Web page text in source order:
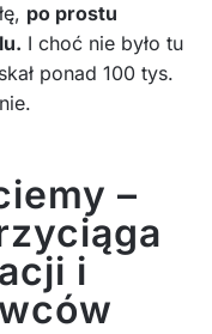
po prostu
I choć nie było tu
ponad 100 tys.
–
i